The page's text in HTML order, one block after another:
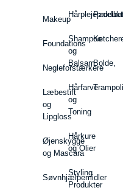
Makeup
Foundations
Negleforstærkere
Læbestift
og
Lipgloss
Øjenskygge
og Mascara
Søvnhjælpemidler
Shampoo
og
Balsam
Hårfarve
og
Toning
Hårkure
og Olier
Styling
Produkter
Bolde,